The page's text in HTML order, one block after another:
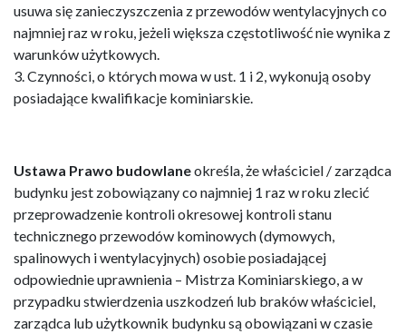
usuwa się zanieczyszczenia z przewodów wentylacyjnych co
najmniej raz w roku, jeżeli większa częstotliwość nie wynika z
warunków użytkowych.
3. Czynności, o których mowa w ust. 1 i 2, wykonują osoby
posiadające kwalifikacje kominiarskie.
Ustawa Prawo budowlaneokreśla, że właściciel / zarządca
budynku jest zobowiązany co najmniej 1 raz w roku zlecić
przeprowadzenie kontroli okresowej kontroli stanu
technicznego przewodów kominowych (dymowych,
spalinowych i wentylacyjnych) osobie posiadającej
odpowiednie uprawnienia – Mistrza Kominiarskiego, a w
przypadku stwierdzenia uszkodzeń lub braków właściciel,
zarządca lub użytkownik budynku są obowiązani w czasie